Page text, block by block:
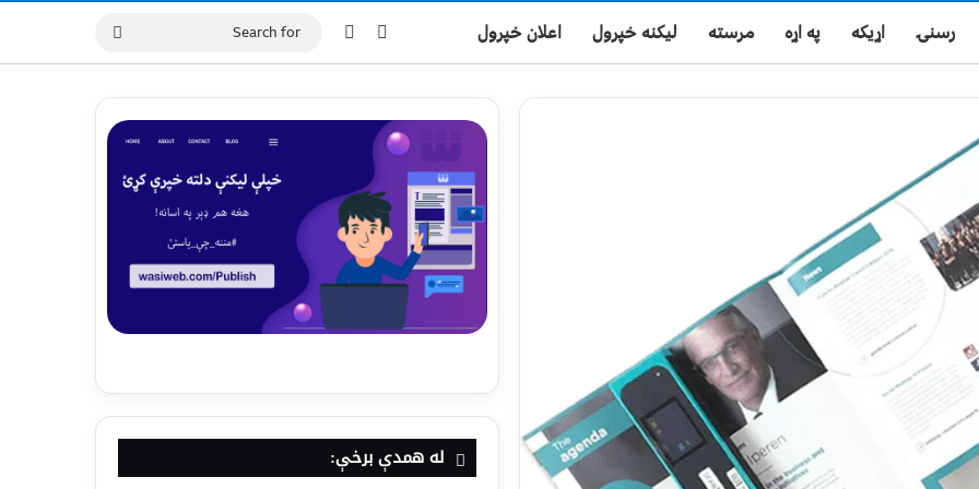
رسنۍ اړیکه په اړه مرسته لیکنه خپرول اعلان خپرول
له همدې برخې: